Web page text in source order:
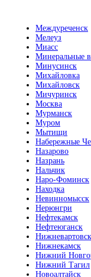
Междуреченск
Мелеуз
Миасс
Минеральные
Минусинск
Михайловка
Михайловск
Мичуринск
Москва
Мурманск
Муром
Мытищи
Набережные
Назарово
Назрань
Нальчик
Наро-Фоминск
Находка
Невинномысск
Нерюнгри
Нефтекамск
Нефтеюганск
Нижневартовск
Нижнекамск
Нижний
Нижний Тагил
Новоалтайск